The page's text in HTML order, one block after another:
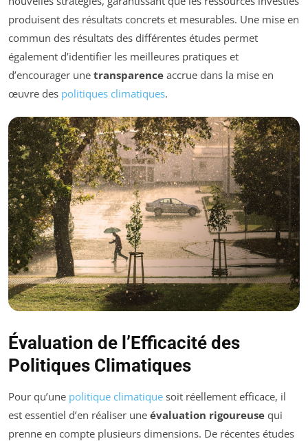
produisent des résultats concrets et mesurables. Une mise en
commun des résultats des différentes études permet
également d’identifier les meilleures pratiques et
d’encourager une transparence accrue dans la mise en
œuvre des politiques climatiques.
Évaluation de l’Efficacité des
Politiques Climatiques
Pour qu’une politique climatique soit réellement efficace, il
est essentiel d’en réaliser une évaluation rigoureuse qui
prenne en compte plusieurs dimensions. De récentes études